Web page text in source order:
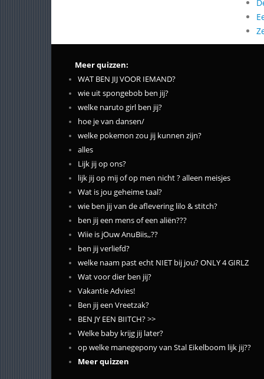
Meer quizzen:
WAT BEN JIJ VOOR IEMAND?
wie uit spongebob ben jij?
welke naruto girl ben jij?
hoe je van dansen/
welke pokemon zou jij kunnen zijn?
alles
Lijk jij op ons?
lijk jij op mij of op men nicht ? alleen meisjes
Wat is jou geheime taal?
wie ben jij van de aflevering lilo & stitch?
ben jij een mens of een aliën???
Wiie is jOuw AnuBiis,,??
ben jij verliefd?
welke naam past echt NIET bij jou? ONLY 4 GIRLZ
Wat voor dier ben jij?
Vakantie Advies!
Ben jij een Vreetzak?
BEN JY EEN BIITCH? >>
Welke baby krijg jij later?
op welke manegepony van Stal Eikelboom lijk jij??
Meer quizzen